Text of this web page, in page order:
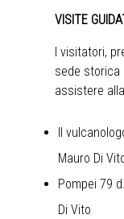
VISITE
I visitatori,
sede storica
assistere
Il
Mauro Di
Pompei 79
Di Vito